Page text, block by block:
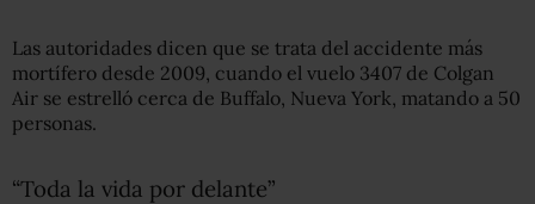
Las autoridades dicen que se trata del accidente más
mortífero desde 2009, cuando el vuelo 3407 de Colgan
Air se estrelló cerca de Buffalo, Nueva York, matando a 50
personas.
“Toda la vida por delante”